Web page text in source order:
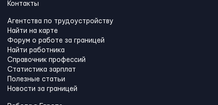
Контакты
Агентства по трудоустройству
Найти на карте
Форум о работе за границей
Найти работника
Справочник профессий
Статистика зарплат
Полезные статьи
Новости за границей